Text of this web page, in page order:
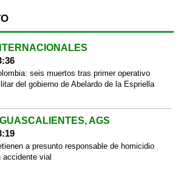
seis muertos tras primer operativo
del gobierno de Abelardo de la Espriella
AGS
a presunto responsable de homicidio
accidente vial